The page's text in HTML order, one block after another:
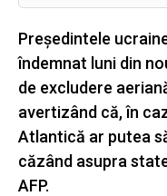
Preşedintele
îndemnat luni din
de excludere
avertizând că, în
Atlantică ar putea
căzând asupra
AFP.